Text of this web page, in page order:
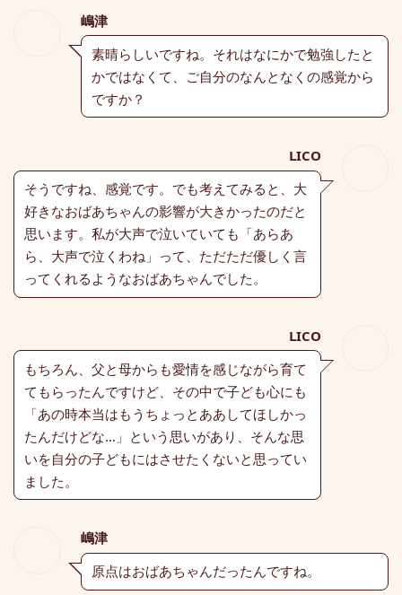
嶋津
素晴らしいですね。それはなにかで勉強したと
かではなくて、ご自分のなんとなくの感覚から
ですか？
LICO
そうですね、感覚です。でも考えてみると、大
好きなおばあちゃんの影響が大きかったのだと
思います。私が大声で泣いていても「あらあ
ら、大声で泣くわね」って、ただただ優しく言
ってくれるようなおばあちゃんでした。
LICO
もちろん、父と母からも愛情を感じながら育て
てもらったんですけど、その中で子ども心にも
「あの時本当はもうちょっとああしてほしかっ
たんだけどな…」という思いがあり、そんな思
いを自分の子どもにはさせたくないと思ってい
ました。
嶋津
原点はおばあちゃんだったんですね。